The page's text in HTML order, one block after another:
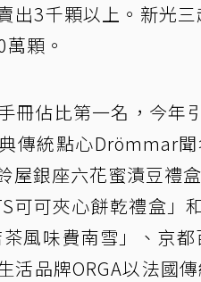
出3千顆以上。新光
顆。
冊佔比第一名，今年
傳統點心Drömmar
屋銀座六花蜜漬豆禮
可可夾心餅乾禮盒
風味費南雪」、京
活品牌ORGA以法國